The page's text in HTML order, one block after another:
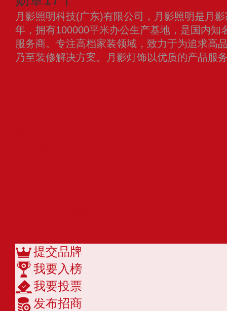
月影照明科技(广东)有限公司，月影照明是月
年，拥有100000平米办公生产基地，是国内知
服务商。专注高档家装领域，致力于为追求高
乃至装修解决方案。月影灯饰以优质的产品服
提交品牌
我要入榜
我要投票
发布招商